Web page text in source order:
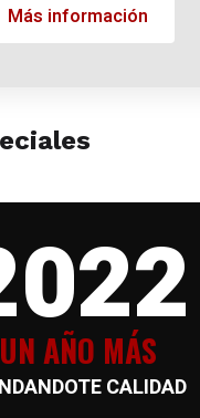
Más información
UN AÑO MÁS
CALIDAD